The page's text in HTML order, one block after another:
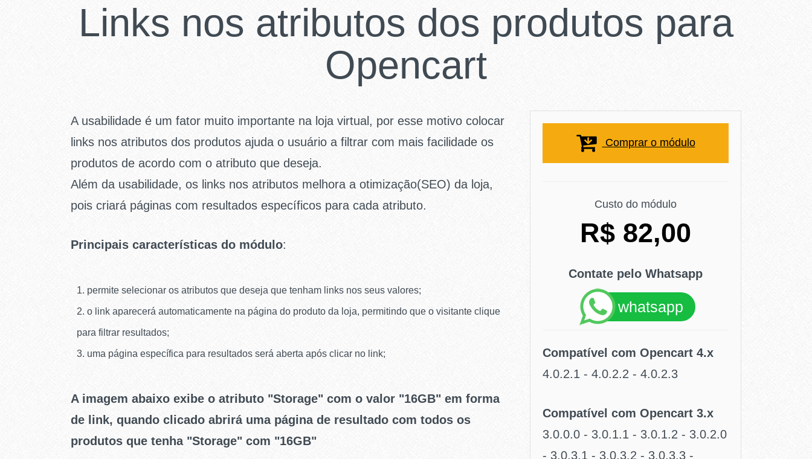
Links nos atributos dos produtos para
Opencart
A usabilidade é um fator muito importante na loja virtual, por esse motivo colocar
links nos atributos dos produtos ajuda o usuário a filtrar com mais facilidade os
produtos de acordo com o atributo que deseja.
Além da usabilidade, os links nos atributos melhora a otimização(SEO) da loja,
pois criará páginas com resultados específicos para cada atributo.
Principais características do módulo:
permite selecionar os atributos que deseja que tenham links nos seus valores;
o link aparecerá automaticamente na página do produto da loja, permitindo que o visitante clique
para filtrar resultados;
uma página específica para resultados será aberta após clicar no link;
A imagem abaixo exibe o atributo "Storage" com o valor "16GB" em forma
de link, quando clicado abrirá uma página de resultado com todos os
produtos que tenha "Storage" com "16GB"
Comprar o módulo
Custo do módulo
R$ 82,00
Contate pelo Whatsapp
whatsapp
Compatível com Opencart 4.x
4.0.2.1 - 4.0.2.2 - 4.0.2.3
Compatível com Opencart 3.x
3.0.0.0 - 3.0.1.1 - 3.0.1.2 - 3.0.2.0
- 3.0.3.1 - 3.0.3.2 - 3.0.3.3 -